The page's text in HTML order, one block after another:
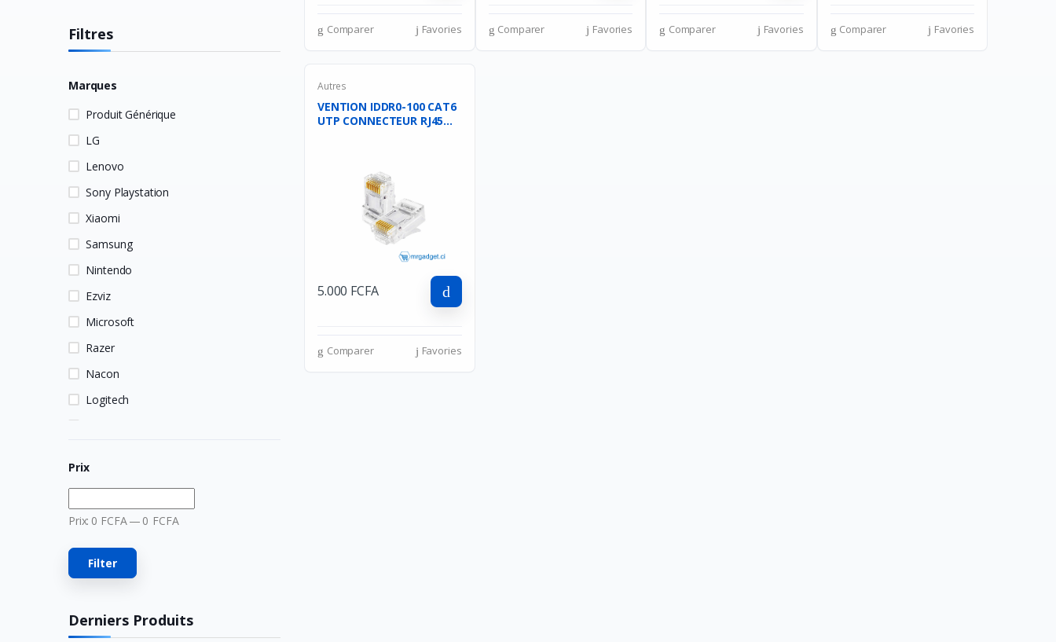
Filtres
Marques
Produit Générique
LG
Lenovo
Sony Playstation
Xiaomi
Samsung
Nintendo
Ezviz
Microsoft
Razer
Nacon
Logitech
LDNIO
SanDisk
Turtle Beach
Veger
Prix
Prix: 0 FCFA— 0 FCFA
Filter
Derniers Produits
Comparer Favories Comparer Favories Comparer Favories Comparer Favories
Autres
VENTION IDDR0-100 CAT6
UTP CONNECTEUR RJ45
5.000 FCFA
Comparer Favories